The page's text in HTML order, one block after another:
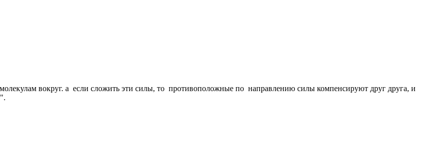
вокруг. а если сложить эти силы, то противоположные по направлению силы компенсируют друг друга, и